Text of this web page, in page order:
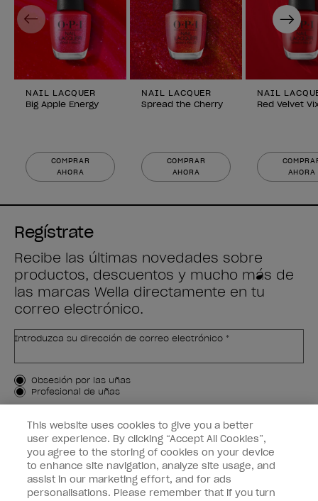
NAIL LACQUER
Big Apple Energy
COMPRAR
AHORA
NAIL LACQUER
Spread the Cherry
COMPRAR
AHORA
NAIL
Red Velvet
AHORA
Previous Next
Regístrate
Recibe las últimas novedades sobre
productos, descuentos y mucho más de
las marcas Wella directamente en tu
correo electrónico.
Introduzca su dirección de correo electrónico *
Tipo de cliente
Obsesión por las uñas
Profesional de uñas
APÚNTAME
Customer Information
Connect with OPI
This website uses cookies to give you a better
user experience. By clicking “Accept All Cookies”,
you agree to the storing of cookies on your device
to enhance site navigation, analyze site usage, and
assist in our marketing effort, and for ads
personalisations. Please remember that if you turn